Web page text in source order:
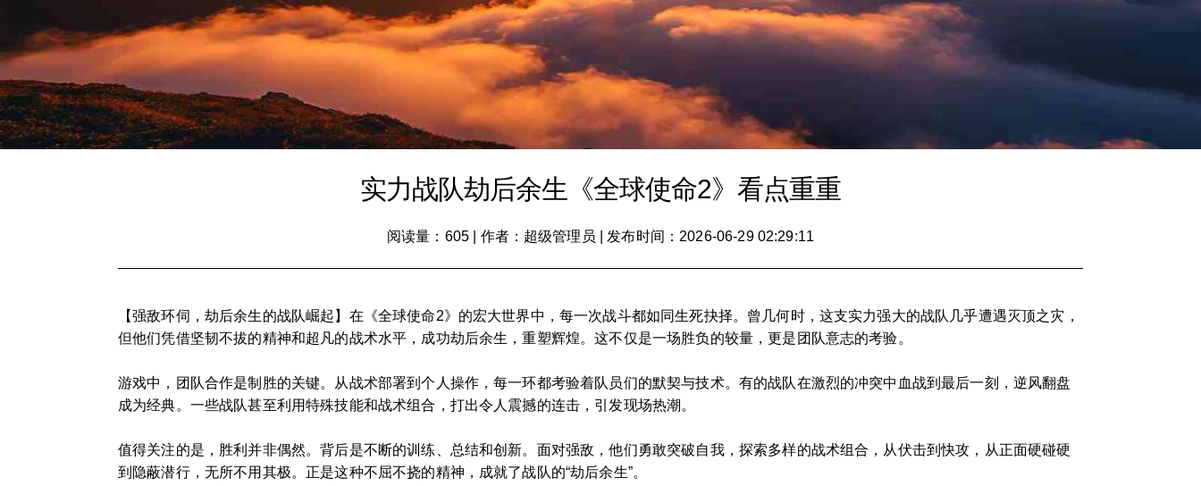
实力战队劫后余生《全球使命2》看点重重
阅读量：605 作者：超级管理员 发布时间：2026-06-29 02:29:11
【强敌环伺，劫后余生的战队崛起】在《全球使命2》的宏大世界中，每一次战斗都如同生死抉择。曾几何时，这支实力强大的战队几乎遭遇灭顶之灾，
但他们凭借坚韧不拔的精神和超凡的战术水平，成功劫后余生，重塑辉煌。这不仅是一场胜负的较量，更是团队意志的考验。
游戏中，团队合作是制胜的关键。从战术部署到个人操作，每一环都考验着队员们的默契与技术。有的战队在激烈的冲突中血战到最后一刻，逆风翻盘
成为经典。一些战队甚至利用特殊技能和战术组合，打出令人震撼的连击，引发现场热潮。
值得关注的是，胜利并非偶然。背后是不断的训练、总结和创新。面对强敌，他们勇敢突破自我，探索多样的战术组合，从伏击到快攻，从正面硬碰硬
到隐蔽潜行，无所不用其极。正是这种不屈不挠的精神，成就了战队的“劫后余生”。